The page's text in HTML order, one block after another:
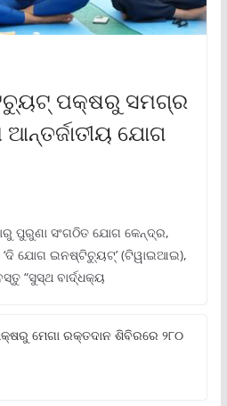
ପକ୍ଷରୁ ସମଗ୍ର
ଯୋଗ
ପୁରୁଣା ସଂଗଠିତ ଯୋଗ କେନ୍ଦ୍ର,
‘ଦି ଯୋଗ ଇନଷ୍ଟିଚ୍ୟୁଟ୍‌’ (ଟିୱାଇଆଇ),
“ସୁସ୍ଥ ବାର୍ଦ୍ଧକ୍ୟ
ମେଗା ରକ୍ତଦାନ ଶିବିରରେ ୨୮୦